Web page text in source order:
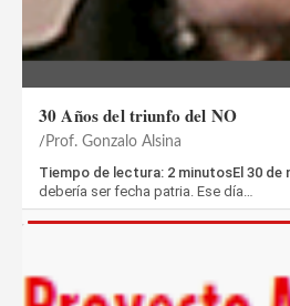
30 Años del triunfo del NO
Prof. Gonzalo Alsina
Tiempo de lectura: 2 minutosEl 30 de
debería ser fecha patria. Ese día…